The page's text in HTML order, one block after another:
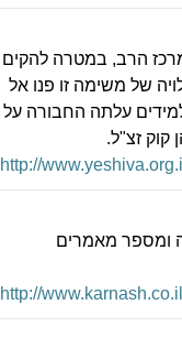
הרב, במטרה להקים
של משימה זו פנו אל
עלתה החבורה על
קוק זצ"ל.
http://www.yeshiva.org.il
ומספר מאמרים
http://www.karnash.co.il